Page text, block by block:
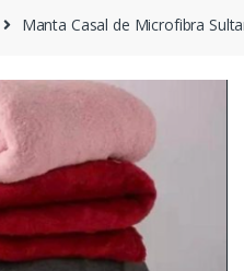
Manta Casal de Microfibra